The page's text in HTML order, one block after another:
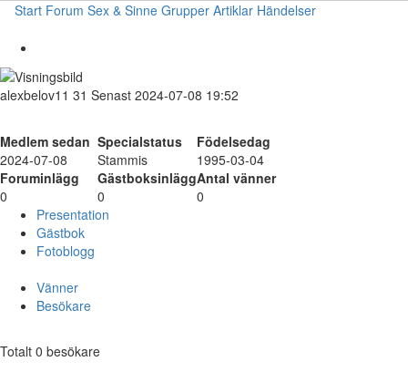
Start Forum Sex & Sinne Grupper Artiklar Händelser
alexbelov11 31 Senast 2024-07-08 19:52
Medlem sedan Specialstatus
Födelsedag
2024-07-08
Stammis
1995-03-04
Foruminlägg
GästboksinläggAntal vänner
0
0
0
Presentation
Gästbok
Fotoblogg
Vänner
Besökare
Totalt 0 besökare